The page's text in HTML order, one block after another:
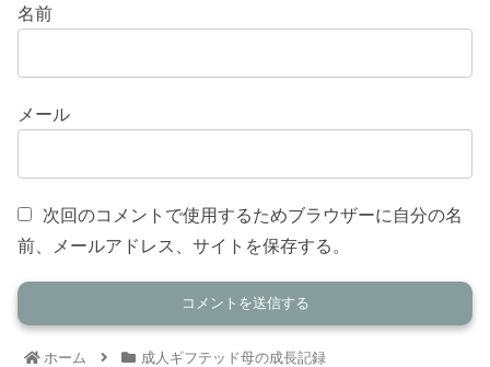
名前
メール
次回のコメントで使用するためブラウザーに自分の名
前、メールアドレス、サイトを保存する。
ホーム 成人ギフテッド母の成長記録